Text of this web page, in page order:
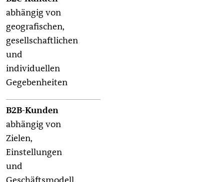
abhängig von
geografischen,
gesellschaftlichen
und
individuellen
Gegebenheiten
abhängig von
Zielen,
Einstellungen
und